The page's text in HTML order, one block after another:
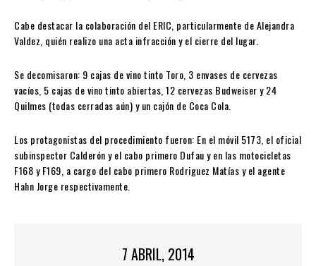
Cabe destacar la colaboración del ERIC, particularmente de Alejandra
Valdez, quién realizo una acta infracción y el cierre del lugar.
Se decomisaron: 9 cajas de vino tinto Toro, 3 envases de cervezas
vacíos, 5 cajas de vino tinto abiertas, 12 cervezas Budweiser y 24
Quilmes (todas cerradas aún) y un cajón de Coca Cola.
Los protagonistas del procedimiento fueron: En el móvil 5173, el oficial
subinspector Calderón y el cabo primero Dufau y en las motocicletas
F168 y F169, a cargo del cabo primero Rodriguez Matías y el agente
Hahn Jorge respectivamente.
7 ABRIL, 2014